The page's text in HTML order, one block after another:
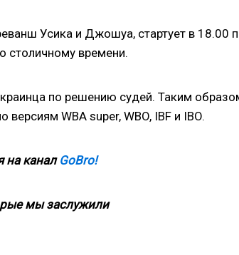
Усика и Джошуа, стартует в 18.00
столичному времени.
по решению судей. Таким
WBA super, WBO, IBF и IBO.
на каналGoBro!
мы заслужили